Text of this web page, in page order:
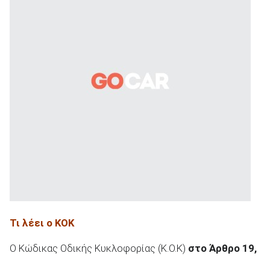
Επιχειρήσεις
Τι λέει ο ΚΟΚ
Ο Κώδικας Οδικής Κυκλοφορίας (Κ.Ο.Κ) στο Άρθρο 19,